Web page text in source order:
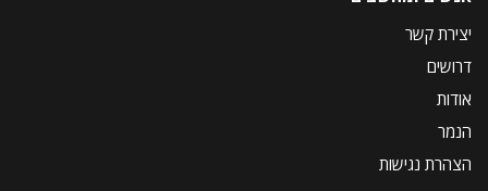
יצירת קשר
דרושים
אודות
הנמר
הצהרת נגישות